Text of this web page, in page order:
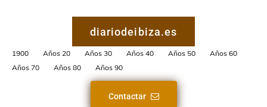
diariodeibiza.es
1900 Años 20 Años 30 Años 40 Años 50
Años 60
Años 70
Años 80 Años 90
Contactar